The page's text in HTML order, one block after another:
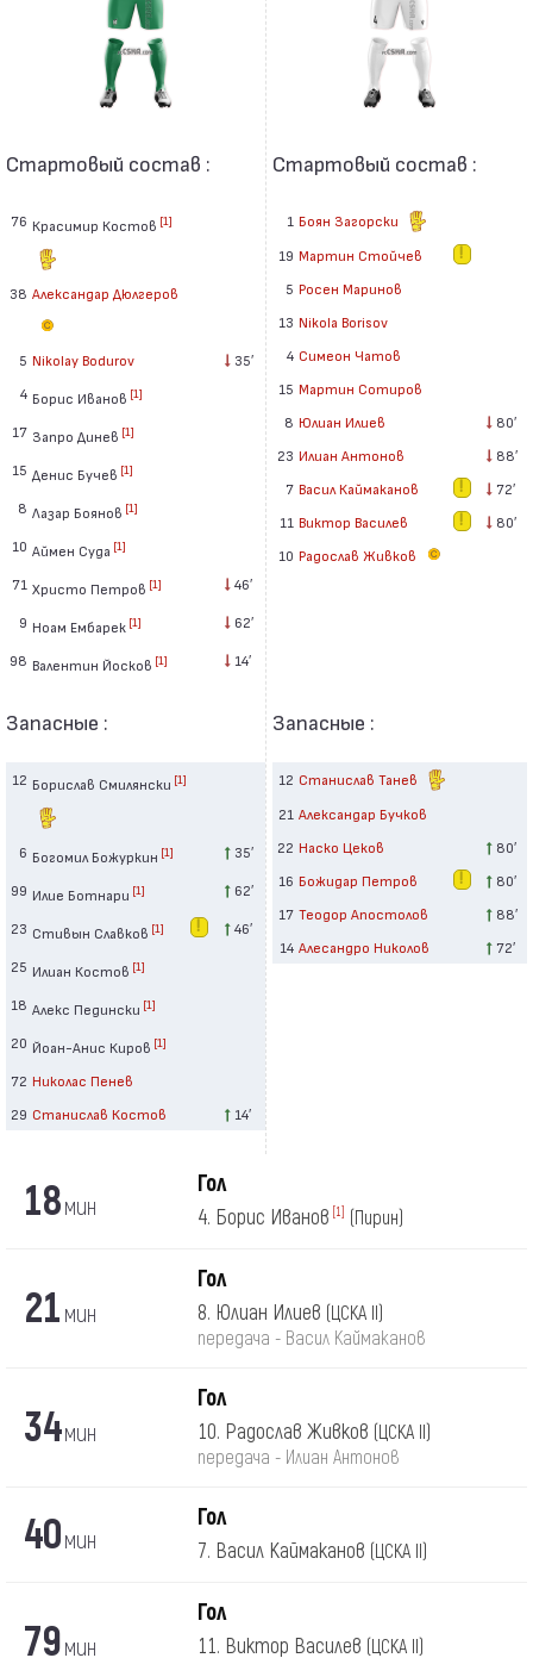
Стартовый состав :
76 Красимир Костов [1]
38 Александар Дюлгеров
5 Nikolay Bodurov
35′
4 Борис Иванов [1]
17 Запро Динев [1]
15 Денис Бучев [1]
8 Лазар Боянов [1]
10 Аймен Суда [1]
71 Христо Петров [1] 46′
9 Ноам Ембарек [1] 62′
98 Валентин Йосков [1] 14′
Запасные :
12 Борислав Смилянски [1]
6 Богомил Божуркин [1] 35′
99 Илие Ботнари [1] 62′
23 Стивын Славков [1] 46′
25 Илиан Костов [1]
18 Алекс Педински [1]
20 Йоан-Анис Киров [1]
72 Николас Пенев
29 Станислав Костов 14′
Стартовый состав :
1 Боян Загорски
19 Мартин Стойчев
5 Росен Маринов
13 Nikola Borisov
4 Симеон Чатов
15 Мартин Сотиров
8 Юлиан Илиев
80′
23 Илиан Антонов
88′
7 Васил Каймаканов
72′
11 Виктор Василев
80′
10 Радослав Живков
Запасные :
12 Станислав Танев
21 Александар Бучков
22 Наско Цеков
80′
16 Божидар Петров
80′
17 Теодор Апостолов
88′
14 Алесандро Николов 72′
18мин
Гол
4. Борис Иванов [1] (Пирин)
21 мин
Гол
8. Юлиан Илиев (ЦСКА II)
передача - Васил Каймаканов
34мин
Гол
10. Радослав Живков (ЦСКА II)
передача - Илиан Антонов
40мин
Гол
7. Васил Каймаканов (ЦСКА II)
79мин
Гол
11. Виктор Василев (ЦСКА II)